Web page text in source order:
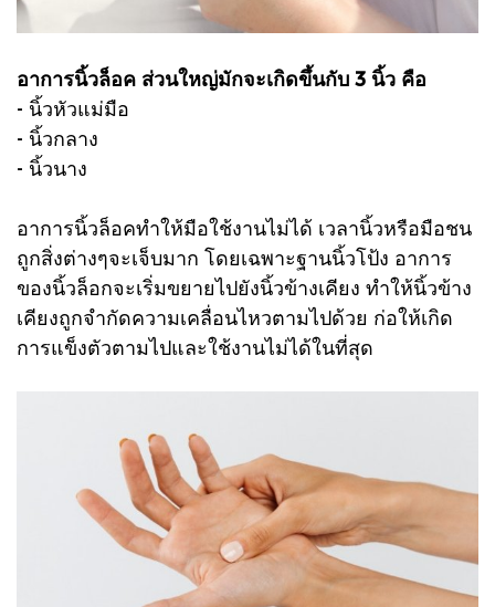
อาการนิ้วล็อค ส่วนใหญ่มักจะเกิดขึ้นกับ 3 นิ้ว คือ
- นิ้วหัวแม่มือ
- นิ้วกลาง
- นิ้วนาง
อาการนิ้วล็อคทำให้มือใช้งานไม่ได้ เวลานิ้วหรือมือชน
ถูกสิ่งต่างๆจะเจ็บมาก โดยเฉพาะฐานนิ้วโป้ง อาการ
ของนิ้วล็อกจะเริ่มขยายไปยังนิ้วข้างเคียง ทำให้นิ้วข้าง
เคียงถูกจำกัดความเคลื่อนไหวตามไปด้วย ก่อให้เกิด
การแข็งตัวตามไปและใช้งานไม่ได้ในที่สุด